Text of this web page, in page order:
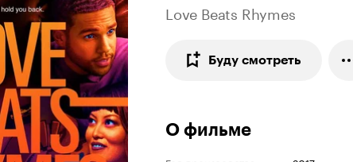
Love Beats Rhymes
Буду смотреть
О фильме